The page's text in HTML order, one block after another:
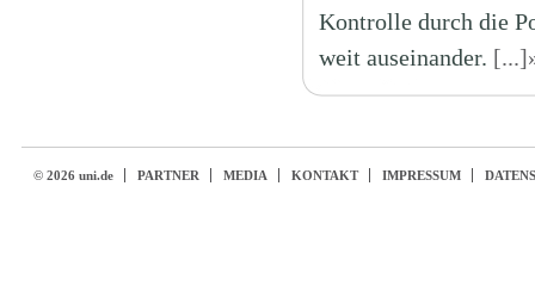
Kontrolle durch die
weit auseinander.
© 2026 uni.de PARTNER MEDIA KONTAKT IMPRESSUM